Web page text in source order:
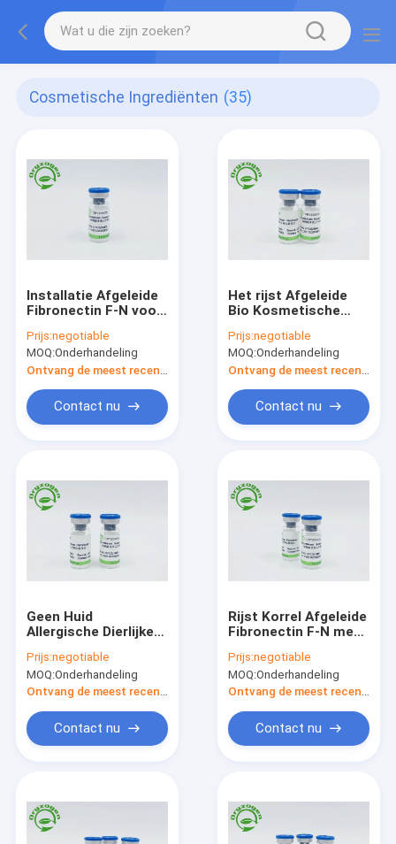
Cosmetische Ingrediënten (35)
Installatie Afgeleide
Fibronectin F-N voor
het Metabolisme van
de Huidcel
Prijs:negotiable
MOQ:Onderhandeling
Contact nu
Het rijst Afgeleide
Bio Kosmetische
Fibronectin F-N
Prijs:negotiable
MOQ:Onderhandeling
Contact nu
Geen Huid
Allergische Dierlijke
Fibronectin F-N
Prijs:negotiable
MOQ:Onderhandeling
Contact nu
Rijst Korrel Afgeleide
Fibronectin F-N met
Prijs:negotiable
MOQ:Onderhandeling
Contact nu